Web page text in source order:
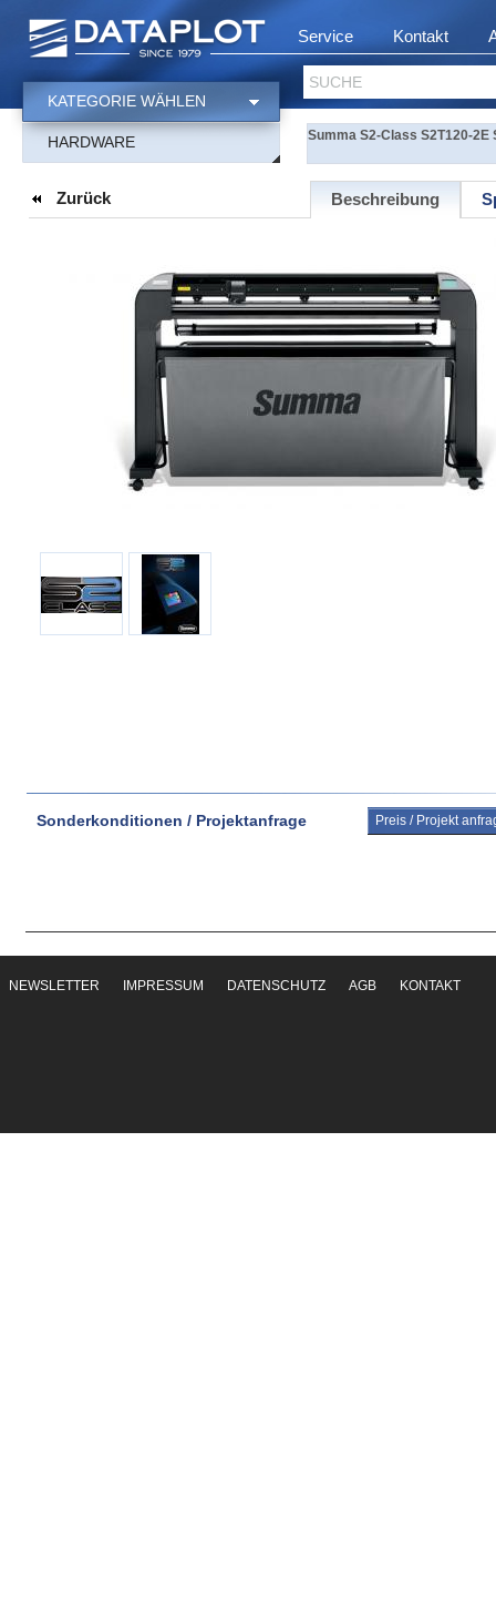
Service Kontakt
SUCHE
KATEGORIE WÄHLEN
HARDWARE Summa S2-Class S2T120-
Zurück Beschreibung
Sonderkonditionen / Projektanfrage Preis / Projekt
NEWSLETTER IMPRESSUM DATENSCHUTZ AGB KONTAKT